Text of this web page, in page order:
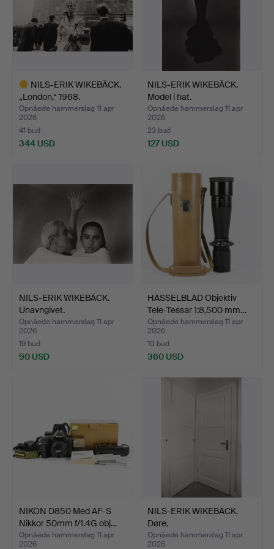
NILS-ERIK WIKEBÄCK.
„London,“ 1968.
Opnåede hammerslag 11 apr
2026
41 bud
344 USD
NILS-ERIK WIKEBÄCK.
Model i hat.
Opnåede hammerslag 11 apr
2026
23 bud
127 USD
NILS-ERIK WIKEBÄCK.
Unavngivet.
Opnåede hammerslag 11 apr
2026
19 bud
90 USD
HASSELBLAD Objektiv
Tele-Tessar 1:8,500 mm…
Opnåede hammerslag 11 apr
2026
10 bud
360 USD
NIKON D850 Med AF-S
Nikkor 50mm f/1.4G obj…
Opnåede hammerslag 11 apr
2026
NILS-ERIK WIKEBÄCK.
Døre.
Opnåede hammerslag 11 apr
2026